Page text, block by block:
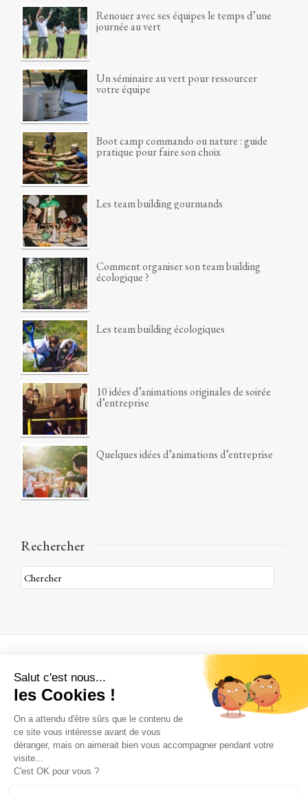
Renouer avec ses équipes le temps d’une
journée au vert
Un séminaire au vert pour ressourcer
votre équipe
Boot camp commando ou nature : guide
pratique pour faire son choix
Les team building gourmands
Comment organiser son team building
écologique ?
Les team building écologiques
10 idées d’animations originales de soirée
d’entreprise
Quelques idées d’animations d’entreprise
Rechercher
Qui sommes nous ?
Une histoire de famille
Où sommes nous ?
Comment venir à Janvry
Nous contacter
Par téléphone :
Par email :contact@chateaudejanvry.com